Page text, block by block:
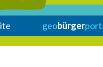
geobürger